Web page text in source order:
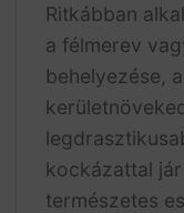
Ritkábban
a félmerev
behelyezése,
kockázattal
természetes